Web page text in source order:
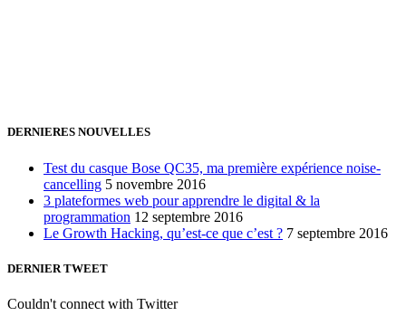
DERNIERES NOUVELLES
Test du casque Bose QC35, ma première expérience noise-
cancelling 5 novembre 2016
3 plateformes web pour apprendre le digital & la
programmation 12 septembre 2016
Le Growth Hacking, qu’est-ce que c’est ? 7 septembre 2016
DERNIER TWEET
Couldn't connect with Twitter